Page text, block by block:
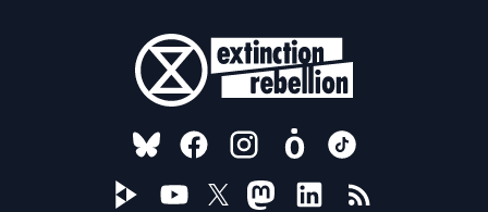
FOLLOW US ON